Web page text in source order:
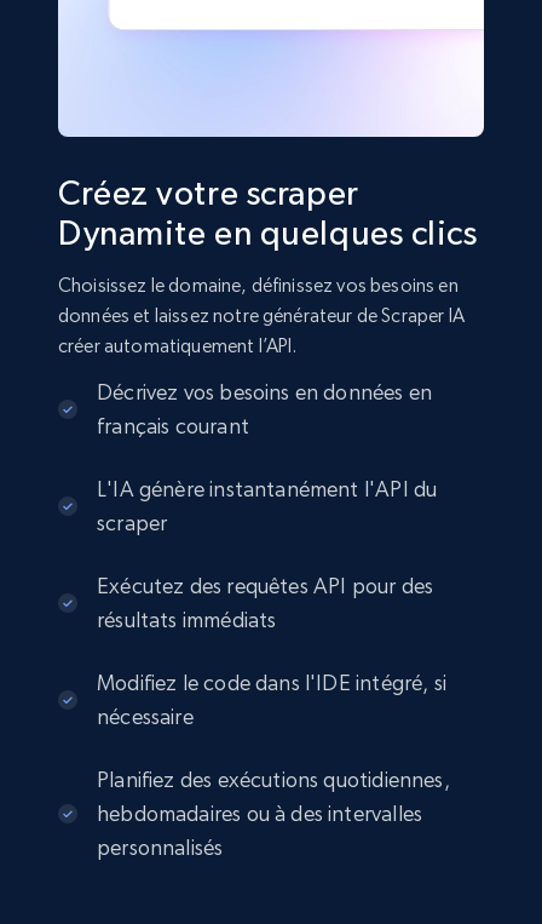
Créez votre scraper
Dynamite en quelques clics
Choisissez le domaine, définissez vos besoins en
données et laissez notre générateur de Scraper IA
créer automatiquement l’API.
Décrivez vos besoins en données en
français courant
L'IA génère instantanément l'API du
scraper
Exécutez des requêtes API pour des
résultats immédiats
Modifiez le code dans l'IDE intégré, si
nécessaire
Planifiez des exécutions quotidiennes,
hebdomadaires ou à des intervalles
personnalisés